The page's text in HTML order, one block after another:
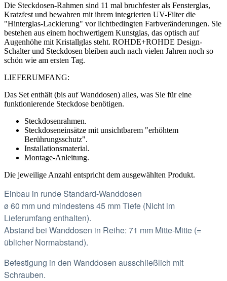
Die Steckdosen-Rahmen sind 11 mal bruchfester als Fensterglas,
Kratzfest und bewahren mit ihrem integrierten UV-Filter die
"Hinterglas-Lackierung" vor lichtbedingten Farbveränderungen. Sie
bestehen aus einem hochwertigem Kunstglas, das optisch auf
Augenhöhe mit Kristallglas steht. ROHDE+ROHDE Design-
Schalter und Steckdosen bleiben auch nach vielen Jahren noch so
schön wie am ersten Tag.
LIEFERUMFANG:
Das Set enthält (bis auf Wanddosen) alles, was Sie für eine
funktionierende Steckdose benötigen.
Steckdosenrahmen.
Steckdoseneinsätze mit unsichtbarem "erhöhtem
Berührungsschutz".
Installationsmaterial.
Montage-Anleitung.
Die jeweilige Anzahl entspricht dem ausgewählten Produkt.
Einbau in runde Standard-Wanddosen
ø 60 mm und mindestens 45 mm Tiefe (Nicht im
Lieferumfang enthalten).
Abstand bei Wanddosen in Reihe: 71 mm Mitte-Mitte (=
üblicher Normabstand).
Befestigung in den Wanddosen ausschließlich mit
Schrauben.